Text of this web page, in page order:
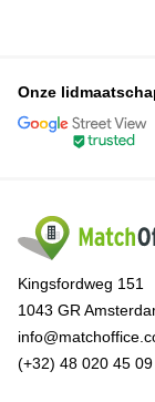
Onze
Kingsfordweg 151
1043 GR
(+32) 48 020 45 09